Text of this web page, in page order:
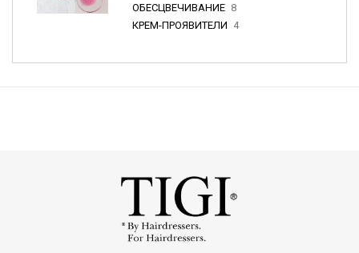
ОБЕСЦВЕЧИВАНИЕ 8
КРЕМ-ПРОЯВИТЕЛИ 4